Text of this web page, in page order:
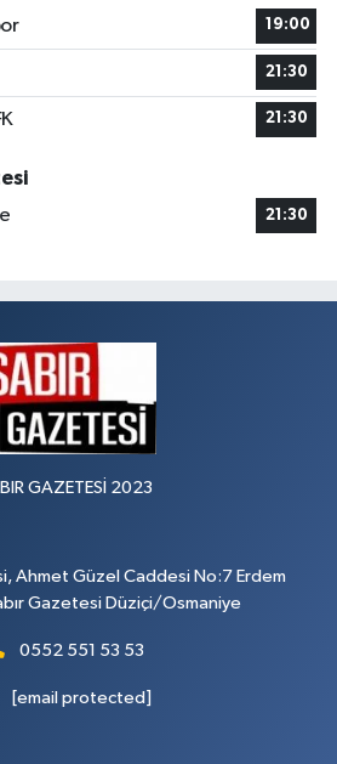
19:00
21:30
21:30
21:30
GAZETESİ 2023
Ahmet Güzel Caddesi No:7 Erdem
Gazetesi Düziçi/Osmaniye
0552 551 53 53
[email protected]